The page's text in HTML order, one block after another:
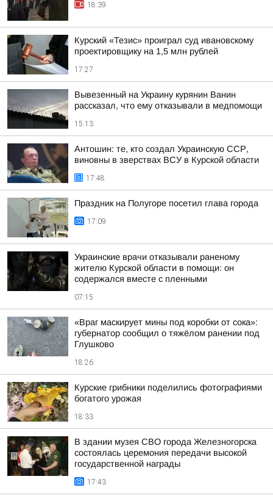
18:39
Курский «Тезис» проиграл суд ивановскому
проектировщику на 1,5 млн рублей
17:27
Вывезенный на Украину курянин Ванин
рассказал, что ему отказывали в медпомощи
15:13
Антошин: те, кто создал Украинскую ССР,
виновны в зверствах ВСУ в Курской области
17:48
Праздник на Полугоре посетил глава города
17:09
Украинские врачи отказывали раненому
жителю Курской области в помощи: он
содержался вместе с пленными
07:15
«Враг маскирует мины под коробки от сока»:
губернатор сообщил о тяжёлом ранении под
Глушково
18:26
Курские грибники поделились фотографиями
богатого урожая
18:33
В здании музея СВО города Железногорска
состоялась церемония передачи высокой
государственной награды
17:43